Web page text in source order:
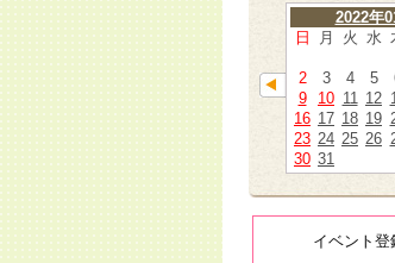
2022年
日
月 火 水
2
3 4 5
9
10 11 12
16 17 18 19
23 24 25 26
30 31
イベント登